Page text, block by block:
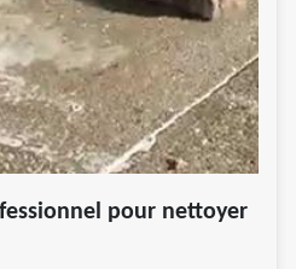
pour nettoyer